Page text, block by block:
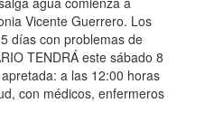
Vicente Guerrero. Los
días con problemas de
TENDRÁ este sábado 8
a las 12:00 horas
con médicos, enfermeros